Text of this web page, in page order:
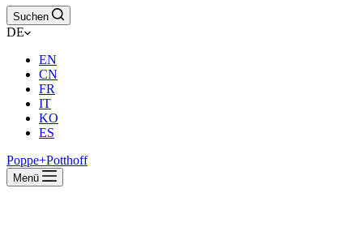
Suchen
DE
EN
CN
FR
IT
KO
ES
Poppe+Potthoff
Menü